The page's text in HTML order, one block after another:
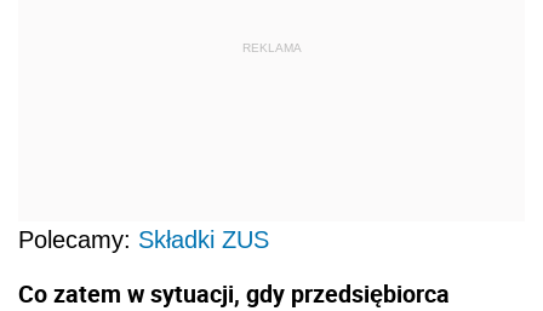
REKLAMA
Polecamy: Składki ZUS
Co zatem w sytuacji, gdy przedsiębiorca